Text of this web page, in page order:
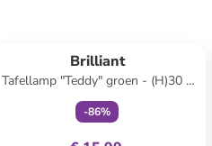
Brilliant
Tafellamp "Teddy" groen - (H)30 x
Ø 23 cm
-86%